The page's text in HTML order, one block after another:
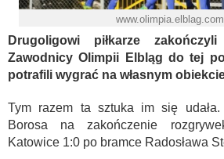
Drugoligowi piłkarze
Zawodnicy Olimpii Elbląg do tej
potrafili wygrać na własnym
Tym razem ta sztuka im się udała.
Borosa na zakończenie
Katowice 1:0 po bramce Radosława